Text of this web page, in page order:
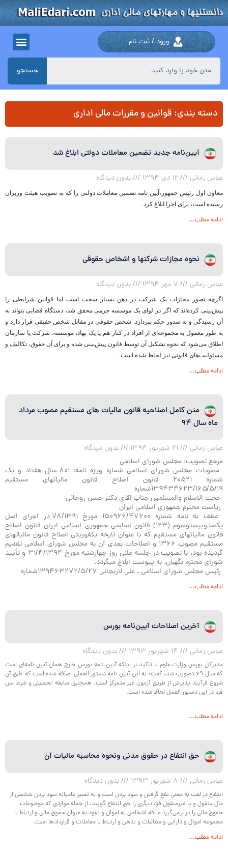
ورود / ثبت نام
جستجو
دسته بندی: قوانین و مقررات مالی اداری
آیین‌نامه جدید تضمین معاملات دولتی ابلاغ شد
عباس زمانی بدون دیدگاه
معاون اول رئیس جمهور،آیین نامه تضمین معاملات دولتی را که به تصویب هیئت وزیران
رسیده است، برای اجرا ابلاغ کرد.
ادامه مطلب...
نحوه مجازات شرکتها و اشخاص حقوقی
عباس زمانی بدون دیدگاه
اگرچه تصور مجازات یک شرکت در ذهن بسیار سخت است اما قوانین شرایطی را
پیش‌بینی کرده‌اند که اگر در لوای یک موسسه جرمی محقق شد، دستگاه قضایی بتواند به
آن رسیدگی و به صدور حکم بپردازد. شخص حقوقی در مقابل شخص حقیقی قرار دارد و
به طور معمول به مجموعه‌ای از افراد در کنار هم یا یک نهاد، موسسه، شرکت یا سازمان
اطلاق می‌شود که نحوه تشکیل آن توسط قانون پیش‌بینی شده و برای آن حقوق، تکالیف و
مسئولیت‌های قانونی نیز لحاظ شده است.
ادامه مطلب...
متن کامل اصلاحیه قانون مالیات های مستقیم مصوب مرداد
ماه سال ۹۴
عباس زمانی
بدون دیدگاه
مرجع تصویب: مجلس شوراي اسلامي
مصوبات مجلس شوراي اسلامي شماره ویژه نامه: ٨٠١ سال ھفتاد و یک
شماره ٢٠۵٢١ قانون اصلاح قانون مالیاتھای مستقیم
١٩/۵/ ١٣٩۴٣۴۶٢٣/١۶۵شماره
حجت الاسلام والمسلمین جناب آقای دکتر حسن روحانی
ریاست محترم جمھوری اسلامی ایران
عطف به نامه شماره ١۵٠٩۶۶/۴٧۶٠٠ مورخ ١/٨/١٣٩١ در اجرای اصل
یکصدوبیستوسوم (١٢٣) قانون اساسی جمھوری اسلامی ایران قانون اصلاح
قانون مالیاتھای مستقیم که با عنوان لایحه یکفوریتی اصلاح قانون مالیاتھای
مستقیم مصوب ١٣۶۶ و اصلاحات بعدی آن به مجلس شورای اسلامی تقدیم
گردیده بود، با تصویب در جلسه علنی روز چھارشنبه مورخ ٣١/۴/١٣٩۴ و تأیید
شورای محترم نگھبان، به پیوست ابلاغ میگردد.
رئیس مجلس شورای اسلامی ـ علی لاریجانی ٢٧
/۵/ ١٣٩۴۶٣٢٧٢شماره
ادامه مطلب...
آخرین اصلاحات آیین‌نامه بورس
عباس زمانی بدون دیدگاه
مدیرکل بورس وزارت علوم با تاکید بر اینکه آیین نامه بورس خارج همان آیین نامه‌ای است
که سال ۶۹ تصویب شد،‌ گفت: به این آیین نامه دستور العملی اضافه شده است که طبق آن
شروع فرآیند پذیرش از طریق آزمون غیر متمرکز است. همچنین سابقه تحصیلی و شرط سن
فرد در این دستور العمل لحاظ شده است.
ادامه مطلب...
حق انتفاع در حقوق مدنی ونحوه محاسبه مالیات آن
عباس زمانی بدون دیدگاه
انتفاع در لغت به معنی نفع گرفتن و سود بردن است و به تعبیر عامیانه سود بردن شخصی از
مال منقول و یا غیرمنقول فرد دیگری را حق انتفاع گویند، از جمله مواردی که موضوعات
حقوق مالی را در برمی‌گیرد علاقه اشخاص به اموال و نقود به عنوان حقوق مالی و ارتباط با
مجموعه اموال و دارایی و مطالبات و بدهی و ارتباط با معاملات و قراردادها است.
ادامه مطلب...